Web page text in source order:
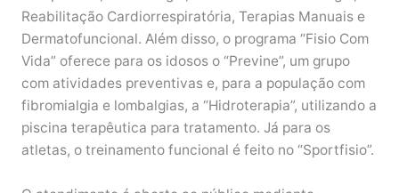
Reabilitação Cardiorrespiratória, Terapias Manuais e
Dermatofuncional. Além disso, o programa “Fisio Com
Vida” oferece para os idosos o “Previne”, um grupo
com atividades preventivas e, para a população com
fibromialgia e lombalgias, a “Hidroterapia”, utilizando a
piscina terapêutica para tratamento. Já para os
atletas, o treinamento funcional é feito no “Sportfisio”.